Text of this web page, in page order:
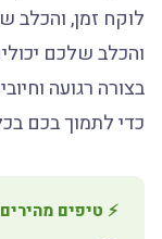
לוקח זמן, והכלב
והכלב שלכם
בצורה רגועה
כדי לתמוך בכם
⚡ טיפים מהירים